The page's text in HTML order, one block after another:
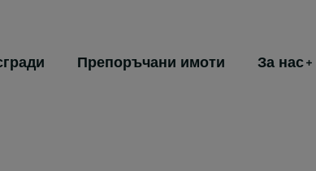
Препоръчани имоти За нас